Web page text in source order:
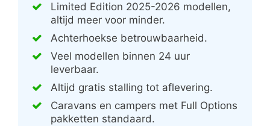
Limited Edition 2025-2026 modellen,
altijd meer voor minder.
Achterhoekse betrouwbaarheid.
Veel modellen binnen 24 uur
leverbaar.
Altijd gratis stalling tot aflevering.
Caravans en campers met Full Options
pakketten standaard.